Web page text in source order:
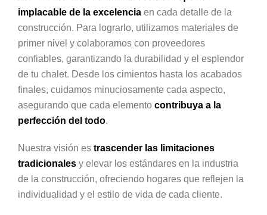
implacable de la excelencia en cada detalle de la
construcción. Para lograrlo, utilizamos materiales de
primer nivel y colaboramos con proveedores
confiables, garantizando la durabilidad y el esplendor
de tu chalet. Desde los cimientos hasta los acabados
finales, cuidamos minuciosamente cada aspecto,
asegurando que cada elemento contribuya a la
perfección del todo.
Nuestra visión es trascender las limitaciones
tradicionales y elevar los estándares en la industria
de la construcción, ofreciendo hogares que reflejen la
individualidad y el estilo de vida de cada cliente.